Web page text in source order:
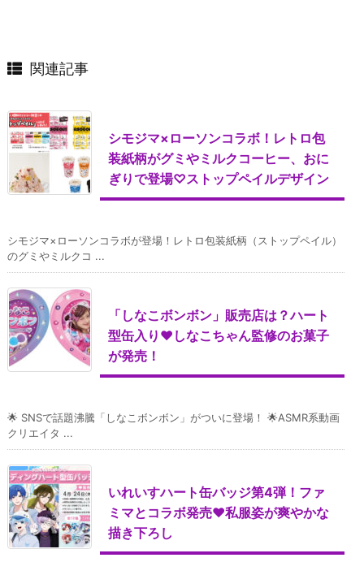
関連記事
シモジマ×ローソンコラボ！レトロ包
装紙柄がグミやミルクコーヒー、おに
ぎりで登場♡ストップペイルデザイン
シモジマ×ローソンコラボが登場！レトロ包装紙柄（ストップペイル）
のグミやミルクコ ...
「しなこボンボン」販売店は？ハート
型缶入り♥しなこちゃん監修のお菓子
が発売！
🌟 SNSで話題沸騰「しなこボンボン」がついに登場！ 🌟ASMR系動画
クリエイタ ...
いれいすハート缶バッジ第4弾！ファ
ミマとコラボ発売♥私服姿が爽やかな
描き下ろし